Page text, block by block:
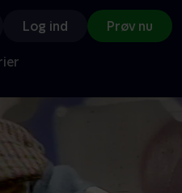
Log ind Prøv nu